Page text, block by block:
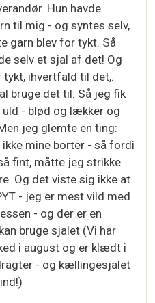
Hun havde
til mig - og syntes selv,
garn blev for tykt. Så
selv et sjal af det! Og
tykt, ihvertfald til det,.
bruge det til. Så jeg fik
- blød og lækker og
jeg glemte en ting:
ikke mine borter - så fordi
fint, måtte jeg strikke
Og det viste sig ikke at
- jeg er mest vild med
- og der er en
bruge sjalet (Vi har
i august og er klædt i
- og kællingesjalet